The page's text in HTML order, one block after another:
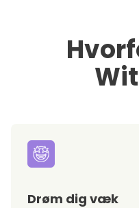
Drøm dig væk